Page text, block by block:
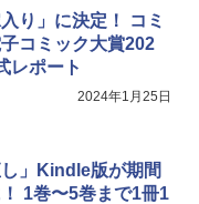
り」に決定！ コミ
コミック大賞202
レポート
2024年1月25日
し」Kindle版が期間
1巻〜5巻まで1冊1